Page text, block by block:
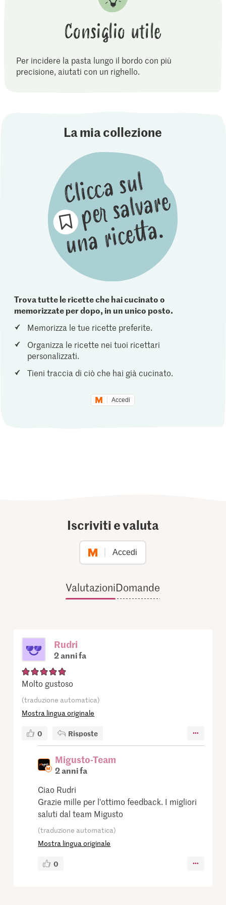
Consiglio utile
Per incidere la pasta lungo il bordo con più
precisione, aiutati con un righello.
La mia collezione
Trova tutte le ricette che hai cucinato o
memorizzate per dopo, in un unico posto.
Memorizza le tue ricette preferite.
Organizza le ricette nei tuoi ricettari
personalizzati.
Tieni traccia di ciò che hai già cucinato.
Accedi
Iscriviti e valuta
Accedi
ValutazioniDomande
Rudri
2 anni fa
Molto gustoso
(traduzione automatica)
Mostra lingua originale
0 Risposte
Migusto-Team
2 anni fa
Ciao Rudri
Grazie mille per l'ottimo feedback. I migliori
saluti dal team Migusto
(traduzione automatica)
Mostra lingua originale
0